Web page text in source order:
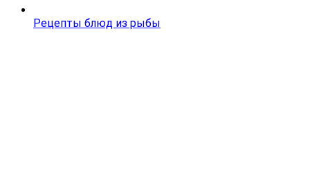
Рецепты блюд из рыбы